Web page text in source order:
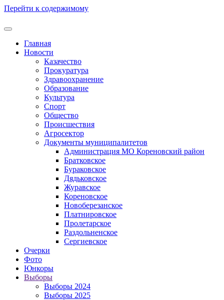
Перейти к содержимому
Главная
Новости
Казачество
Прокуратура
Здравоохранение
Образование
Культура
Спорт
Общество
Происшествия
Агросектор
Документы муниципалитетов
Администрация МО Кореновский район
Братковское
Бураковское
Дядьковское
Журавское
Кореновское
Новоберезанское
Платнировское
Пролетарское
Раздольненское
Сергиевское
Очерки
Фото
Юнкоры
Выборы
Выборы 2024
Выборы 2025